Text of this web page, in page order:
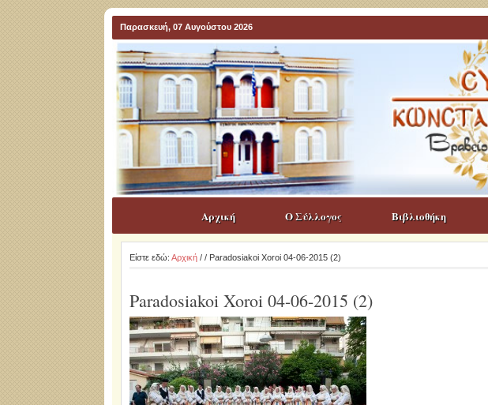
Παρασκευή, 07 Αυγούστου 2026
Αρχική Ο Σύλλογος Βιβλιοθήκη
Είστε εδώ: Αρχική/ / Paradosiakoi Xoroi 04-06-2015 (2)
Paradosiakoi Xoroi 04-06-2015 (2)